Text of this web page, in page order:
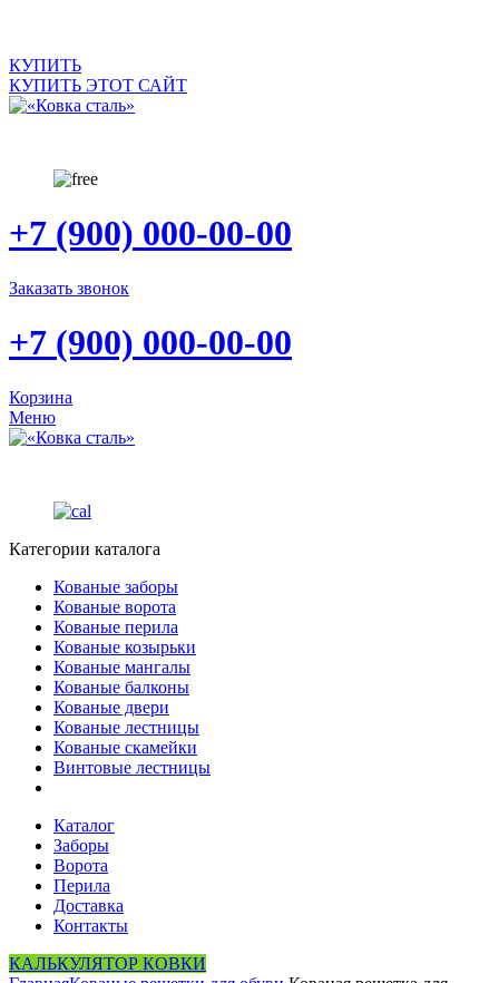
КУПИТЬ
КУПИТЬ ЭТОТ САЙТ
+7 (900) 000-00-00
Заказать звонок
+7 (900) 000-00-00
Корзина
Меню
Категории каталога
Кованые заборы
Кованые ворота
Кованые перила
Кованые козырьки
Кованые мангалы
Кованые балконы
Кованые двери
Кованые лестницы
Кованые скамейки
Винтовые лестницы
Каталог
Заборы
Ворота
Перила
Доставка
Контакты
КАЛЬКУЛЯТОР КОВКИ